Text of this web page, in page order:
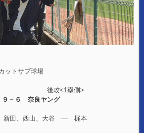
ットサブ球場
後攻<1塁側>
９－６ 奈良ヤング
新田、西山、大谷 — 梶本